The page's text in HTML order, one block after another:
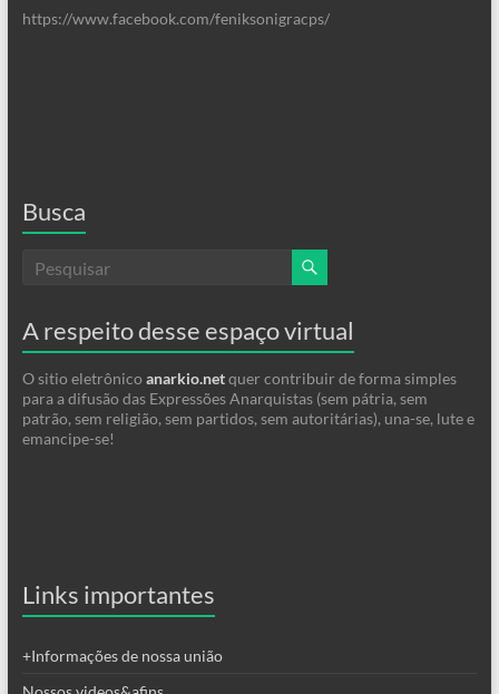
https://www.facebook.com/feniksonigracps/
Busca
A respeito desse espaço virtual
O sitio eletrônico anarkio.netquer contribuir de forma simples
para a difusão das Expressões Anarquistas (sem pátria, sem
patrão, sem religião, sem partidos, sem autoritárias), una-se, lute e
emancipe-se!
Links importantes
+Informações de nossa união